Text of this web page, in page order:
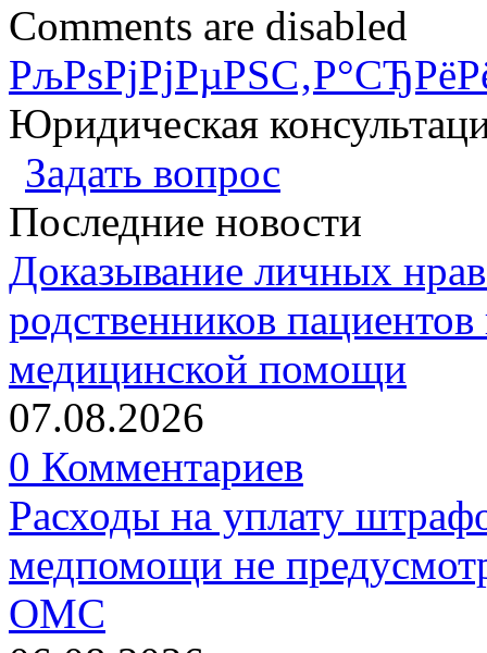
Comments are disabled
Юридическая
Задать вопрос
Последние новости
Доказывание личных
родственников
медицинской помощи
07.08.2026
0 Комментариев
Расходы на уплату
медпомощи не
ОМС